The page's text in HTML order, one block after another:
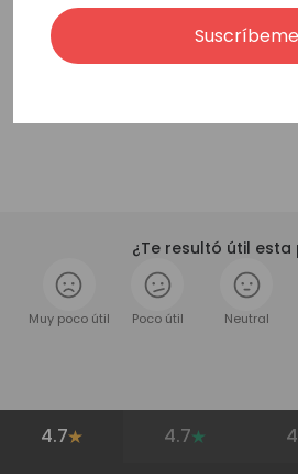
¿Te resultó útil esta
Muy poco útil Poco útil Neutral
4.7 4.7
Suscríbeme